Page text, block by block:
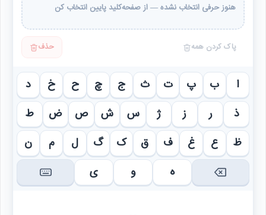
هنوز حرفی انتخاب نشده — از صفحه‌کلید پایین انتخاب کن
پاک کردن همه حذف
ا ب پ ت ث ج چ ح خ
د
ذ
ر ز ژ س ش ص ض
ط
ظ
ع غ ف ق ک گ ل م
ن
ه
و ی